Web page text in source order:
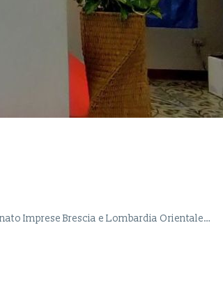
Imprese Brescia e Lombardia Orientale…